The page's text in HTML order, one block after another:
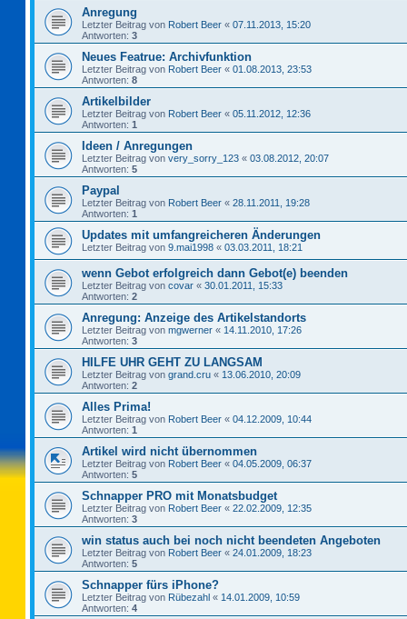
Anregung
Letzter Beitrag von Robert Beer « 07.11.2013, 15:20
Antworten: 3
Neues Featrue: Archivfunktion
Letzter Beitrag von Robert Beer « 01.08.2013, 23:53
Antworten: 8
Artikelbilder
Letzter Beitrag von Robert Beer « 05.11.2012, 12:36
Antworten: 1
Ideen / Anregungen
Letzter Beitrag von very_sorry_123 « 03.08.2012, 20:07
Antworten: 5
Paypal
Letzter Beitrag von Robert Beer « 28.11.2011, 19:28
Antworten: 1
Updates mit umfangreicheren Änderungen
Letzter Beitrag von 9.mai1998 « 03.03.2011, 18:21
wenn Gebot erfolgreich dann Gebot(e) beenden
Letzter Beitrag von covar « 30.01.2011, 15:33
Antworten: 2
Anregung: Anzeige des Artikelstandorts
Letzter Beitrag von mgwerner « 14.11.2010, 17:26
Antworten: 3
HILFE UHR GEHT ZU LANGSAM
Letzter Beitrag von grand.cru « 13.06.2010, 20:09
Antworten: 2
Alles Prima!
Letzter Beitrag von Robert Beer « 04.12.2009, 10:44
Antworten: 1
Artikel wird nicht übernommen
Letzter Beitrag von Robert Beer « 04.05.2009, 06:37
Antworten: 5
Schnapper PRO mit Monatsbudget
Letzter Beitrag von Robert Beer « 22.02.2009, 12:35
Antworten: 3
win status auch bei noch nicht beendeten Angeboten
Letzter Beitrag von Robert Beer « 24.01.2009, 18:23
Antworten: 5
Schnapper fürs iPhone?
Letzter Beitrag von Rübezahl « 14.01.2009, 10:59
Antworten: 4